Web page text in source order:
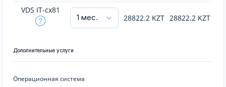
VDS IT-cx81
28822.2 KZT 28822.2 KZT
Дополнительные услуги
Операционная система